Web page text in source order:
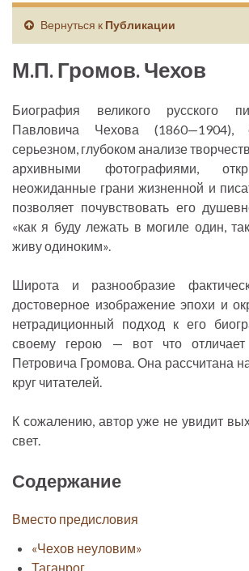
Вернуться к Публикации
М.П. Громов. Чехов
Биография великого русского
Павловича Чехова (1860—1904),
серьезном, глубоком анализе
архивными фотографиями,
неожиданные грани жизненной и
позволяет почувствовать его
«как я буду лежать в могиле один,
живу одиноким».
Широта и разнообразие
достоверное изображение эпохи и
нетрадиционный подход к его
своему герою — вот что отличает
Петровича Громова. Она рассчитана
круг читателей.
К сожалению, автор уже не увидит
свет.
Содержание
Вместо предисловия
«Чехов неуловим»
Таганрог